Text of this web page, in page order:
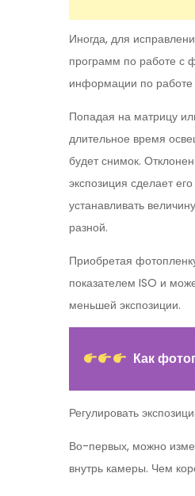
Иногда, для
программ по работе с
информации по работе
Попадая на матрицу
длительное время
будет снимок.
экспозиция сделает
устанавливать
разной.
Приобретая
показателем ISO и
меньшей экспозиции.
Как
Регулировать
Во-первых, можно
внутрь камеры. Чем